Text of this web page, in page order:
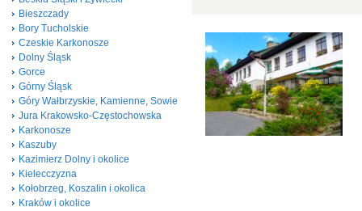
Bieszczady
Bory Tucholskie
Czeskie Karkonosze
Dolny Śląsk
Gorce
Górny Śląsk
Góry Wałbrzyskie, Kamienne, Sowie
Jura Krakowsko-Częstochowska
Karkonosze
Kaszuby
Kazimierz Dolny i okolice
Kielecczyzna
Kołobrzeg, Koszalin i okolica
Kraków i okolice